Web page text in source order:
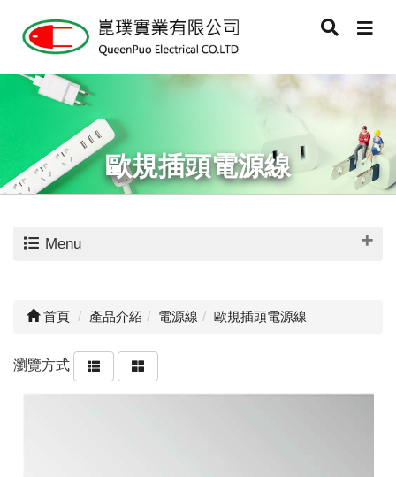
歐規插頭電源線
Menu
首頁 產品介紹 電源線 歐規插頭電源線
瀏覽方式